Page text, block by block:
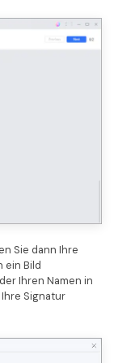
Sie dann Ihre
ein Bild
Ihren Namen in
Ihre Signatur